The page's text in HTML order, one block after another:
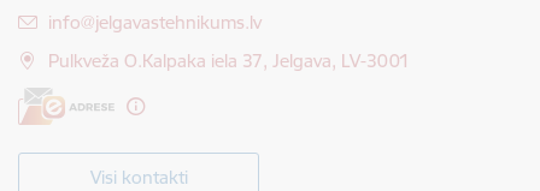
E-pasts:
info@jelgavastehnikums.lv
Pulkveža O.Kalpaka iela 37, Jelgava, LV-3001
Visi kontakti